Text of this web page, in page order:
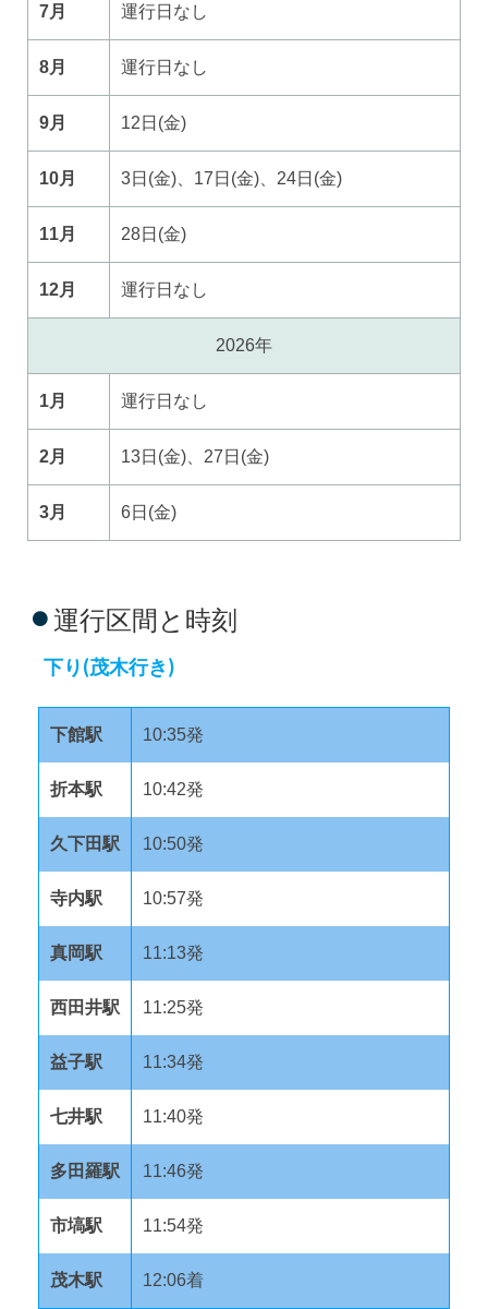
7月 運行日なし
8月 運行日なし
9月 12日(金)
10月 3日(金)、17日(金)、24日(金)
11月 28日(金)
12月 運行日なし
2026年
1月 運行日なし
2月 13日(金)、27日(金)
3月 6日(金)
運行区間と時刻
下り(茂木行き)
下館駅 10:35発
折本駅 10:42発
久下田駅 10:50発
寺内駅 10:57発
真岡駅 11:13発
西田井駅 11:25発
益子駅 11:34発
七井駅 11:40発
多田羅駅 11:46発
市塙駅 11:54発
茂木駅 12:06着